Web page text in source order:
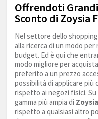
Offrendoti
Sconto di Zoysia
Nel settore dello
alla ricerca di un modo
budget. Ed è qui che
modo migliore per
preferito a un prezzo
possibilità di applicare più
rispetto ai negozi fisici.
gamma più ampia di
rispetto a qualsiasi altro